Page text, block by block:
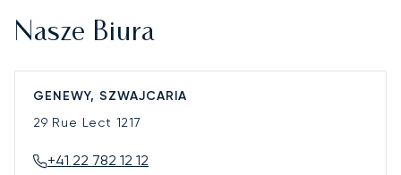
Nasze Biura
GENEWY, SZWAJCARIA
29 Rue Lect 1217
+41 22 782 12 12